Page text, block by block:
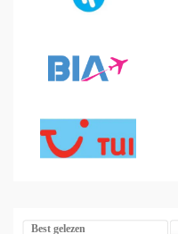
Best gelezen